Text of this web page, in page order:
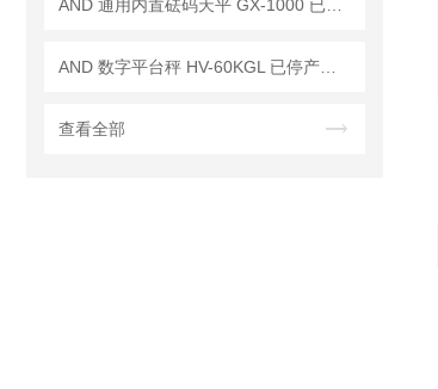
查看全部